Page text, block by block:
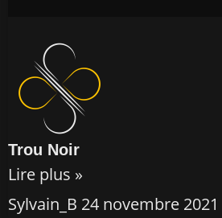
Trou Noir
Lire plus »
Sylvain_B 24 novembre 2021